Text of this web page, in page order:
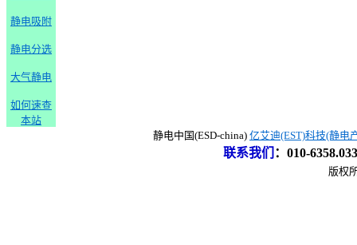
静电吸附
静电分选
大气静电
如何速查
本站
静电中国(ESD-china) 亿艾迪(EST)科技(静电
联系我们 ： 010-
版权